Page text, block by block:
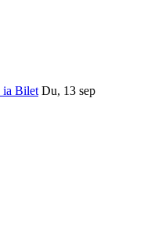
ia Bilet Du, 13 sep